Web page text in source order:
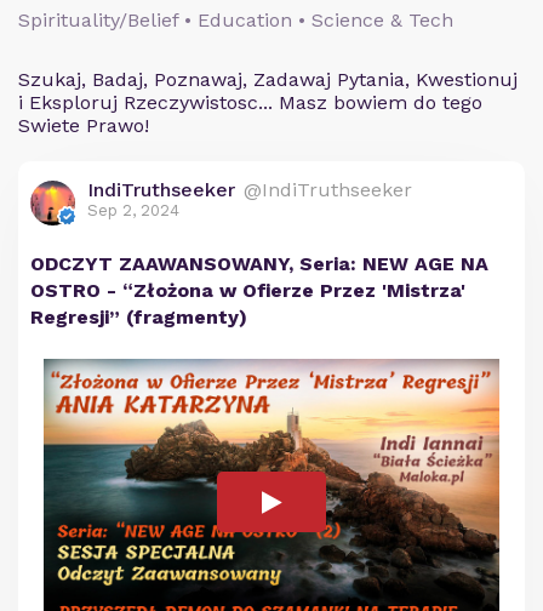
Spirituality/Belief • Education • Science & Tech
Szukaj, Badaj, Poznawaj, Zadawaj Pytania, Kwestionuj
i Eksploruj Rzeczywistosc... Masz bowiem do tego
Swiete Prawo!
IndiTruthseeker @IndiTruthseeker
Sep 2, 2024
ODCZYT ZAAWANSOWANY, Seria: NEW AGE NA
OSTRO - “Złożona w Ofierze Przez 'Mistrza'
Regresji” (fragmenty)